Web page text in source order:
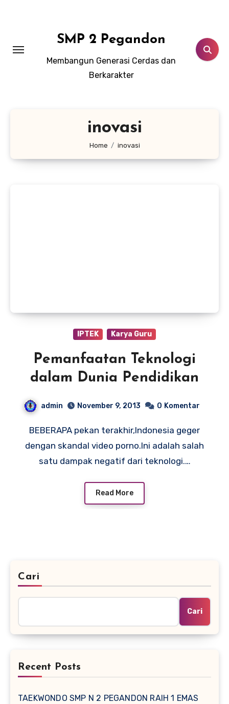
SMP 2 Pegandon
Membangun Generasi Cerdas dan
Berkarakter
inovasi
Home inovasi
IPTEK Karya Guru
Pemanfaatan Teknologi
dalam Dunia Pendidikan
admin November 9, 2013 0 Komentar
BEBERAPA pekan terakhir,Indonesia geger
dengan skandal video porno.Ini adalah salah
satu dampak negatif dari teknologi.…
Read More
Cari
Cari
Recent Posts
TAEKWONDO SMP N 2 PEGANDON RAIH 1 EMAS